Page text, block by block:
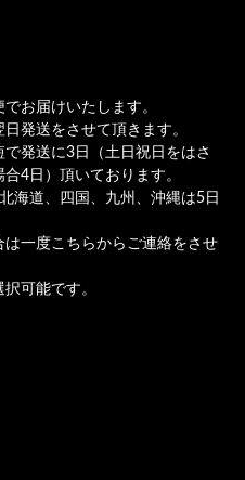
お届けいたします。
発送をさせて頂きます。
発送に3日（土日祝日をはさ
4日）頂いております。
海道、四国、九州、沖縄は5日
一度こちらからご連絡をさせ
可能です。